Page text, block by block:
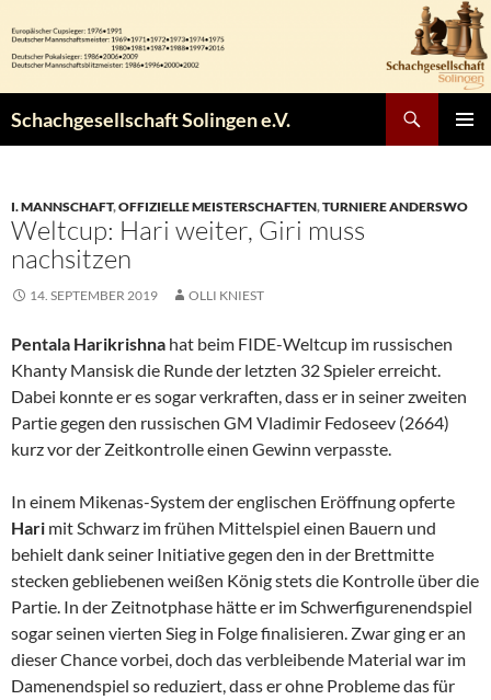
Inhalt
springen
Schachgesellschaft Solingen e.V.
I. MANNSCHAFT,OFFIZIELLE MEISTERSCHAFTEN,TURNIERE ANDERSWO
Weltcup: Hari weiter, Giri muss
nachsitzen
14. SEPTEMBER 2019 OLLI KNIEST
Pentala Harikrishna hat beim FIDE-Weltcup im russischen
Khanty Mansisk die Runde der letzten 32 Spieler erreicht.
Dabei konnte er es sogar verkraften, dass er in seiner zweiten
Partie gegen den russischen GM Vladimir Fedoseev (2664)
kurz vor der Zeitkontrolle einen Gewinn verpasste.
In einem Mikenas-System der englischen Eröffnung opferte
Hari mit Schwarz im frühen Mittelspiel einen Bauern und
behielt dank seiner Initiative gegen den in der Brettmitte
stecken gebliebenen weißen König stets die Kontrolle über die
Partie. In der Zeitnotphase hätte er im Schwerfigurenendspiel
sogar seinen vierten Sieg in Folge finalisieren. Zwar ging er an
dieser Chance vorbei, doch das verbleibende Material war im
Damenendspiel so reduziert, dass er ohne Probleme das für